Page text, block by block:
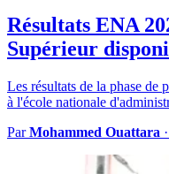
Résultats ENA
Supérieur
Les résultats de la phase de
à l'école nationale
ParMohammed Ouattara ·